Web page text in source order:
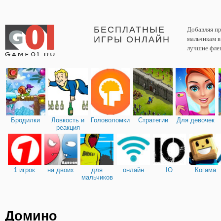
БЕСПЛАТНЫЕ
ИГРЫ ОНЛАЙН
Добавляя
мальчикам
лучшие
Бродилки
Ловкость и
реакция
Головоломки Стратегии Для девочек
1 игрок на двоих
для
мальчиков
онлайн IO Когама
Домино